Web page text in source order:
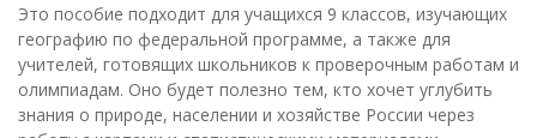
Это пособие подходит для учащихся 9 классов, изучающих
географию по федеральной программе, а также для
учителей, готовящих школьников к проверочным работам и
олимпиадам. Оно будет полезно тем, кто хочет углубить
знания о природе, населении и хозяйстве России через